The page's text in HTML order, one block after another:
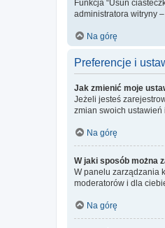
Funkcja “Usuń
administratora witryny
Na górę
Preferencje i
Jak zmienić moje
Jeżeli jesteś
zmian swoich ustawień
Na górę
W jaki sposób można
W panelu zarządzania
moderatorów i dla
Na górę